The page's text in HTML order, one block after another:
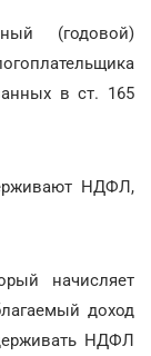
(годовой)
в ст. 165
НДФЛ,
начисляет
доход
НДФЛ